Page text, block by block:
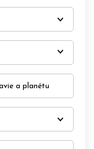
a planétu